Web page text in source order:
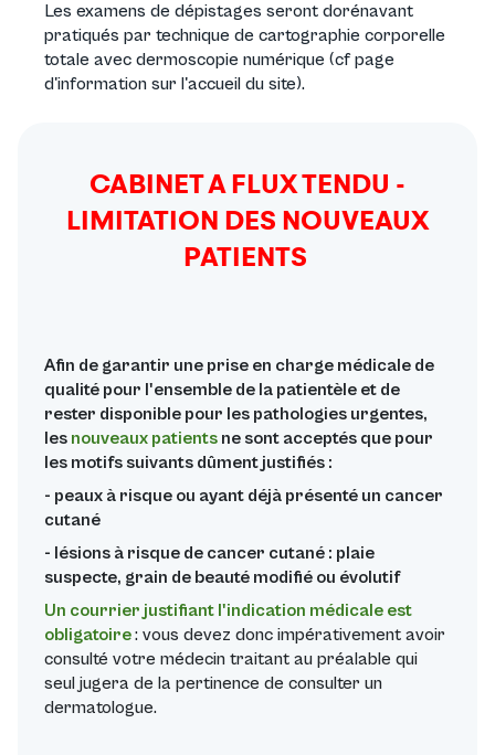
Les examens de dépistages seront dorénavant
pratiqués par technique de cartographie corporelle
totale avec dermoscopie numérique (cf page
d'information sur l'accueil du site).
CABINET A FLUX TENDU -
LIMITATION DES NOUVEAUX
PATIENTS
Afin de garantir une prise en charge médicale de
qualité pour l'ensemble de la patientèle et de
rester disponible pour les pathologies urgentes,
les nouveaux patients ne sont acceptés que pour
les motifs suivants dûment justifiés :
- peaux à risque ou ayant déjà présenté un cancer
cutané
- lésions à risque de cancer cutané : plaie
suspecte, grain de beauté modifié ou évolutif
Un courrier justifiant l'indication médicale est
obligatoire: vous devez donc impérativement avoir
consulté votre médecin traitant au préalable qui
seul jugera de la pertinence de consulter un
dermatologue.